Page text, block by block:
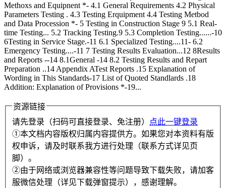
Methoxs and Equipnent *- 4.1 General Requirements 4.2 Physical
Parameters Testing . 4.3 Testing Erquipment 4.4 Testing Metbod
and Data Procession *- 5 Testing in Construction Stage 9 5.1 Real-
time Testing... 5.2 Tracking Testing.9 5.3 Completion Testing......-10
6Testing in Service Stage.-11 6.1 Specialized Testing....11- 6.2
Emergency Testing....-11 7 Testing Results Evaluation...12 8Results
and Reports --14 8.1General -14 8.2 Testing Results and Repart
Preparation ..14 Appendix ATest Reports .15 Explanation of
Wording in This Standards-17 List of Quoted Standlards .18
Addition: Explanation of Provisions *-19...
资源链接
请先登录（扫码可直接登录、免注册）
点此一键登录
①本文档内容版权归属内容提供方。如果您对本资料有版
权申诉，请及时联系我方进行处理（联系方式详见页
脚）。
②由于网络或浏览器兼容性等问题导致下载失败，请加客
服微信处理（详见下载弹窗提示），感谢理解。